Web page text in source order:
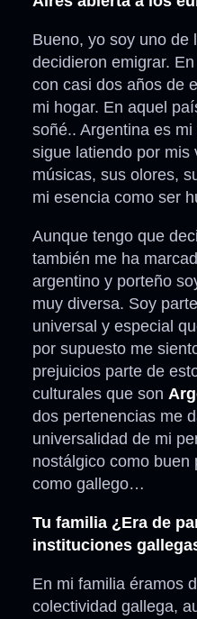
Bueno, yo soy uno de
decidieron emigrar.
con casi dos años de
mi hogar. En aquel
soñé.. Argentina es
sigue latiendo por mis
músicas, sus olores,
mi esencia como ser
Aunque tengo que
también me ha
argentino y porteño
muy diversa. Soy
universal y especial
por supuesto me
prejuicios parte de
culturales que son
dos pertenencias me
universalidad de mi
nostálgico como buen
como gallego…
Tu familia ¿Era de
instituciones
En mi familia éramos
colectividad gallega,